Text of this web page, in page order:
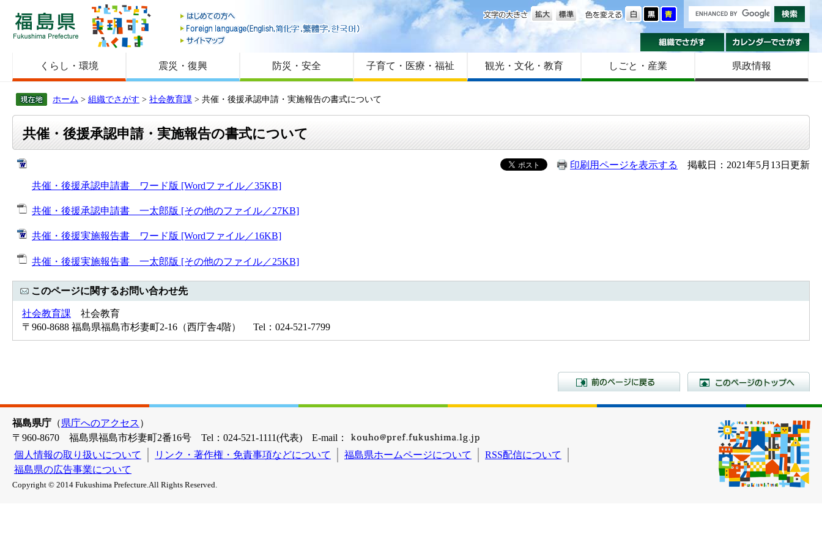
福島県
はじめての方へ
Foreign language
サイトマップ
色を変える
文字の大きさ
組織でさがす
くらし・環境 震災・復興 防災・安全 子育て・医療・福祉 観光・文化・教育 しごと・産業 県政情報
ホーム > 組織でさがす > 社会教育課 > 共催・後援承認申請・実施報告の書式について
共催・後援承認申請・実施報告の書式について
印刷用ページを表示する
掲載日：2021年5月13日更新
共催・後援承認申請書 ワード版 [Wordファイル／35KB]
共催・後援承認申請書 一太郎版 [その他のファイル／27KB]
共催・後援実施報告書 ワード版 [Wordファイル／16KB]
共催・後援実施報告書 一太郎版 [その他のファイル／25KB]
このページに関するお問い合わせ先
社会教育課 社会教育
〒960-8688 福島県福島市杉妻町2-16（西庁舎4階） Tel：024-521-7799
前のページに戻る
福島県庁 （県庁へのアクセス ）
〒960-8670 福島県福島市杉妻町2番16号 Tel：024-521-1111(代表) E-mail：
個人情報の取り扱いについて
リンク・著作権・免責事項などについて 福島県ホームページについて
RSS配信について
福島県の広告事業について
Copyright © 2014 Fukushima Prefecture.All Rights Reserved.